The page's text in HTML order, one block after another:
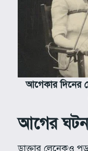
আগেকার দিনের
আগের
ডাক্তার লেনেকও